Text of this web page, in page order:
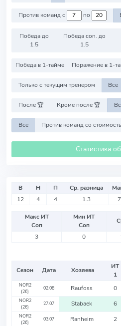
Против команд с по
Победа до
1.5
Победа соп. до
1.5
Победа в 1-тайме Поражение в 1-
Только с текущим тренером Все
После 🏆 Кроме после 🏆
Все
Статистика
В Н П Ср. разница
12
4 4 1.3 7
Макс ИТ
Соп
Мин ИТ
Соп
3
0
Сезон Дата Хозяева
ИТ
1
NOR2
(26)
02.08 Raufoss 0
NOR2
(26)
27.07 Stabaek 6
NOR2
(26)
03.07 Ranheim 2